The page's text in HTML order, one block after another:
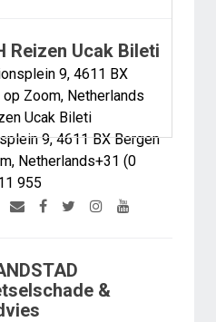
Reizen Ucak Bileti
9, 4611 BX
op Zoom, Netherlands
Ucak Bileti
9, 4611 BX Bergen
Netherlands+31 (0
955
&